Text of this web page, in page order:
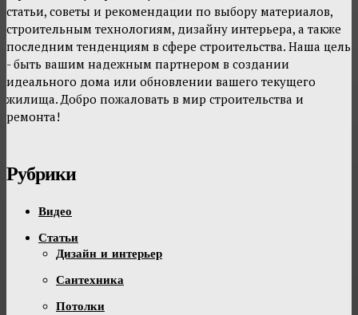
статьи, советы и рекомендации по выбору материалов,
строительным технологиям, дизайну интерьера, а также
последним тенденциям в сфере строительства. Наша цель
- быть вашим надежным партнером в создании
идеального дома или обновлении вашего текущего
жилища. Добро пожаловать в мир строительства и
ремонта!
Рубрики
Видео
Статьи
Дизайн и интерьер
Сантехника
Потолки